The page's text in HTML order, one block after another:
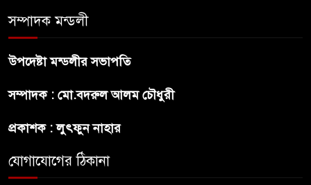
ট্রাম্পের ৪০ কোটি ডলারের ‘বলরুম
সম্পাদক মন্ডলী
উপদেষ্টা মন্ডলীর সভাপতি
সম্পাদক : মো.বদরুল আলম চৌধুরী
প্রকাশক : লুৎফুন নাহার
যোগাযোগের ঠিকানা